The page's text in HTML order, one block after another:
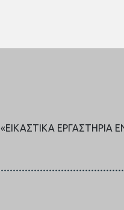
«ΕΙΚΑΣΤΙΚΆ ΕΡΓΑΣΤΉΡΙΑ